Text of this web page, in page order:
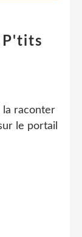
P'tits
la raconter
le portail